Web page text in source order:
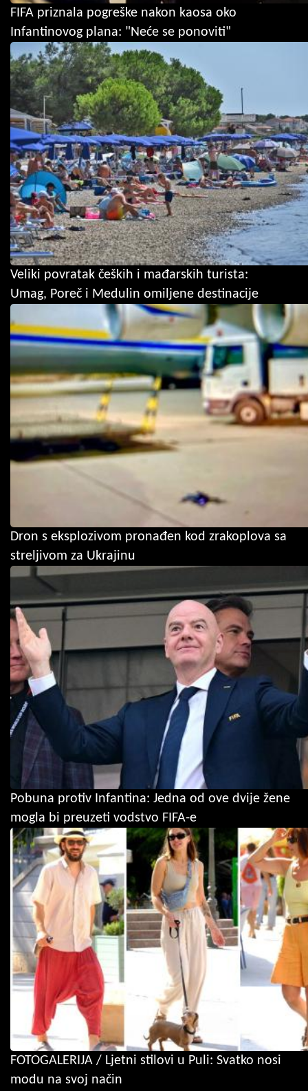
FIFA priznala pogreške nakon kaosa oko
Infantinovog plana: "Neće se ponoviti"
Veliki povratak čeških i mađarskih turista:
Umag, Poreč i Medulin omiljene destinacije
Dron s eksplozivom pronađen kod zrakoplova sa
streljivom za Ukrajinu
Pobuna protiv Infantina: Jedna od ove dvije žene
mogla bi preuzeti vodstvo FIFA-e
FOTOGALERIJA / Ljetni stilovi u Puli: Svatko nosi
modu na svoj način